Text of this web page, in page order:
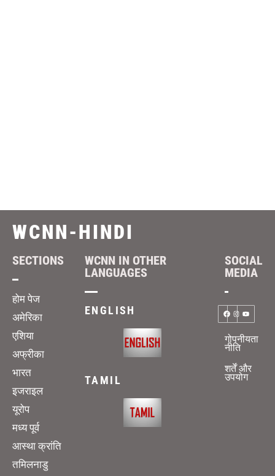
WCNN-HINDI
SECTIONS
होम पेज
अमेरिका
एशिया
अफ्रीका
भारत
इजराइल
यूरोप
मध्य पूर्व
आस्था क्रांति
तमिलनाडु
WCNN IN OTHER
LANGUAGES
ENGLISH
TAMIL
SOCIAL
MEDIA
गोपनीयता
नीति
शर्तें और
उपयोग